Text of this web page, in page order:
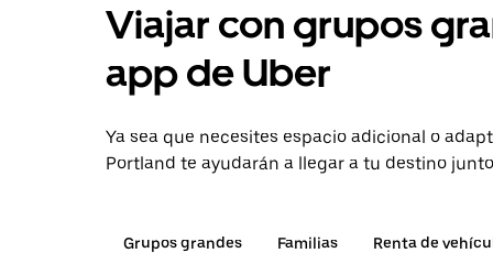
Viajar con grupos
app de Uber
Ya sea que necesites espacio adicional o
Portland te ayudarán a llegar a tu destino
Grupos grandes Familias Renta de